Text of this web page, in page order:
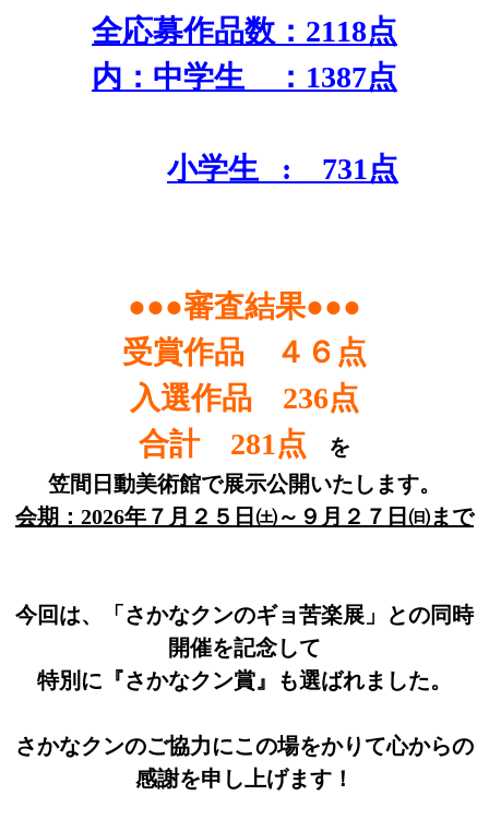
全応募作品数：2118点
内：中学生 ：1387点
小学生 : 731点
●●●審査結果●●●
受賞作品 ４６点
入選作品 236点
合計 281点
を
笠間日動美術館で展示公開いたします。
会期：2026年７月２５日㈯～９月２７日㈰まで
今回は、「さかなクンのギョ苦楽展」との同時
開催を記念して
特別に『さかなクン賞』も選ばれました。
さかなクンのご協力にこの場をかりて心からの
感謝を申し上げます！